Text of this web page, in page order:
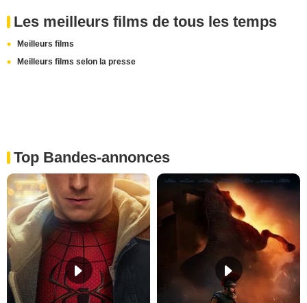
Les meilleurs films de tous les temps
Meilleurs films
Meilleurs films selon la presse
Top Bandes-annonces